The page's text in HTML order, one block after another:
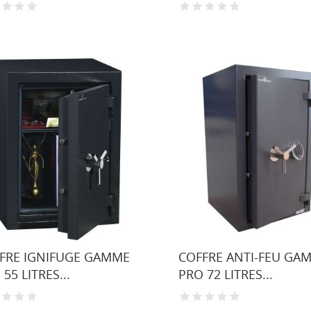
IGNIFUGE GAMME
55 LITRES...
COFFRE ANTI-FEU
PRO 72 LITRES...